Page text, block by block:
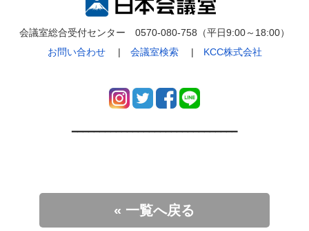
会議室総合受付センター 0570-080-758（平日9:00～18:00）
お問い合わせ| 会議室検索| KCC株式会社
━━━━━━━━━━━━━━━━━━━━━━━━━━━━━━
« 一覧へ戻る